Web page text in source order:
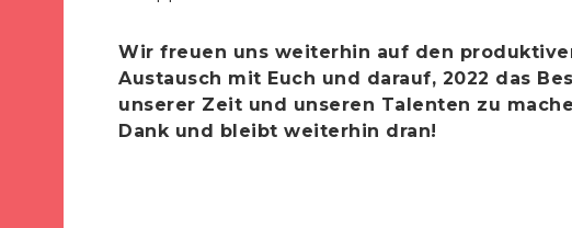
Wir freuen uns weiterhin auf den
Austausch mit Euch und darauf, 2022 das
unserer Zeit und unseren Talenten zu
Dank und bleibt weiterhin dran!